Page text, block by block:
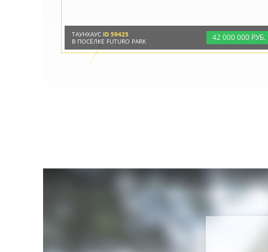
42000000 РУБ.
ТАУНХАУС ID 59425
В ПОСЁЛКЕ FUTURO PARK